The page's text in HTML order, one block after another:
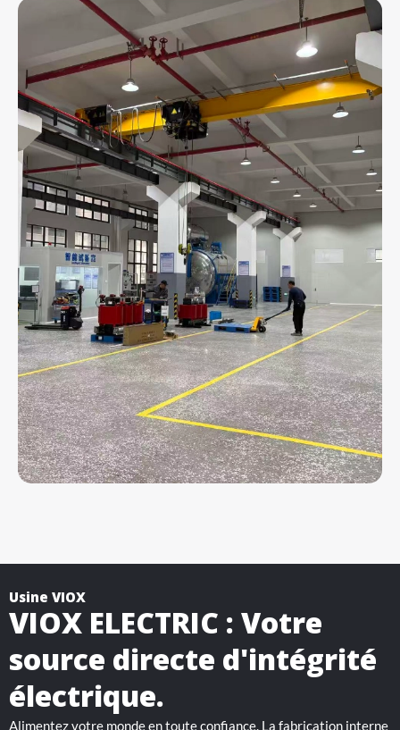
Usine VIOX
VIOX ELECTRIC : Votre
source directe d'intégrité
électrique.
Alimentez votre monde en toute confiance. La fabrication interne